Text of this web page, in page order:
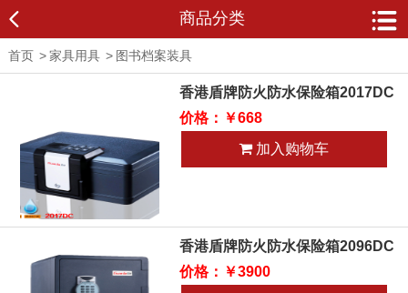
商品分类
首页 >家具用具 > 图书档案装具
香港盾牌防火防水保险箱2017DC
价格：￥668
加入购物车
香港盾牌防火防水保险箱2096DC
价格：￥3900